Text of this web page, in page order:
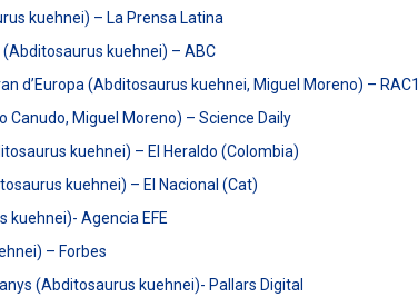
kuehnei) – La Prensa Latina
kuehnei) – ABC
d’Europa (Abditosaurus kuehnei, Miguel Moreno) – RAC1
Miguel Moreno) – Science Daily
kuehnei) – El Heraldo (Colombia)
kuehnei) – El Nacional (Cat)
kuehnei)- Agencia EFE
– Forbes
(Abditosaurus kuehnei)- Pallars Digital